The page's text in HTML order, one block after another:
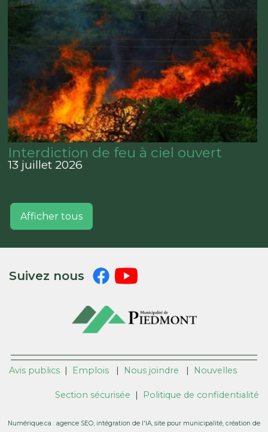
Interdiction de feu à ciel ouvert
13 juillet 2026
Afficher tous
Suivez nous
Avis publics | Emplois | Nous joindre | Nouvelles
Section sécurisée | Politique de confidentialité
Numérique.ca :agence SEO, intégration de l'IA,site pour municipalité,création de